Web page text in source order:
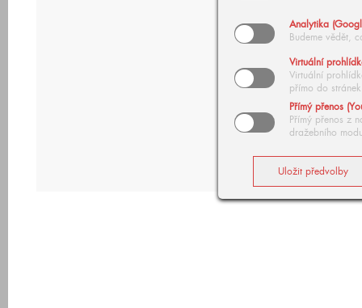
Analytika
Budeme vědět,
Virtuální
Virtuální
přímo do stránek
Přímý přenos
Přímý přenos z
dražebního